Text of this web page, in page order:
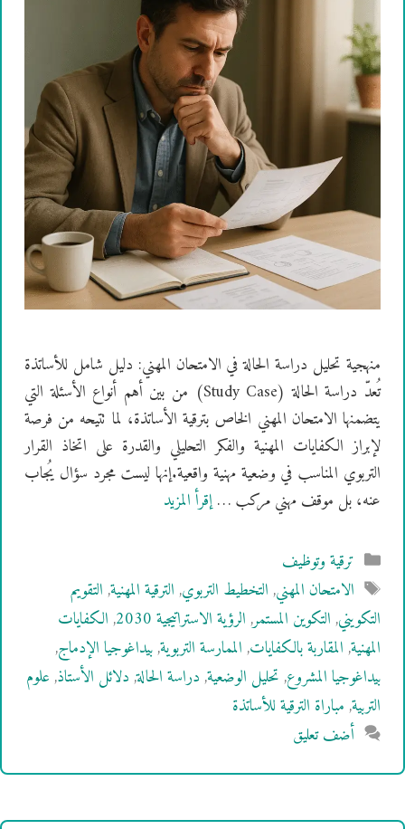
منهجية تحليل دراسة الحالة في الامتحان المهني: دليل شامل للأساتذة
تُعدّ دراسة الحالة (Study Case) من بين أهم أنواع الأسئلة التي
يتضمنها الامتحان المهني الخاص بترقية الأساتذة، لما تتيحه من فرصة
لإبراز الكفايات المهنية والفكر التحليلي والقدرة على اتخاذ القرار
التربوي المناسب في وضعية مهنية واقعية.إنها ليست مجرد سؤال يُجاب
عنه، بل موقف مهني مركب …إقرأ المزيد
التصنيفات
ترقية وتوظيف
الوسوم
الامتحان المهني,التخطيط التربوي,الترقية المهنية,التقويم
التكويني,التكوين المستمر,الرؤية الاستراتيجية 2030 ,الكفايات
المهنية,المقاربة بالكفايات,الممارسة التربوية,بيداغوجيا الإدماج,
بيداغوجيا المشروع,تحليل الوضعية,دراسة الحالة,دلائل الأستاذ,علوم
التربية,مباراة الترقية للأساتذة
أضف تعليق